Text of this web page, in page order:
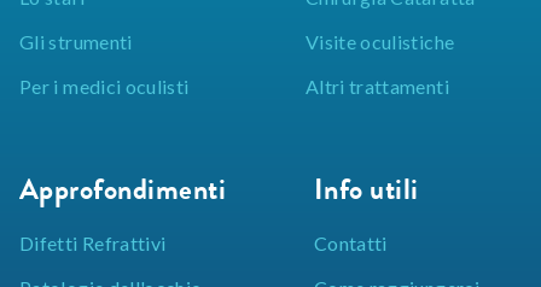
Gli strumenti
Per i medici oculisti
Visite oculistiche
Altri trattamenti
Approfondimenti
Difetti Refrattivi
Info utili
Contatti